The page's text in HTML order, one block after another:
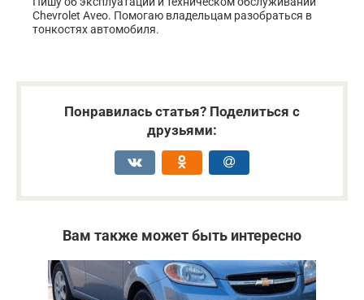
Chevrolet Aveo. Помогаю владельцам разобраться в
тонкостях автомобиля.
Понравилась статья? Поделиться с
друзьями:
Вам также может быть интересно